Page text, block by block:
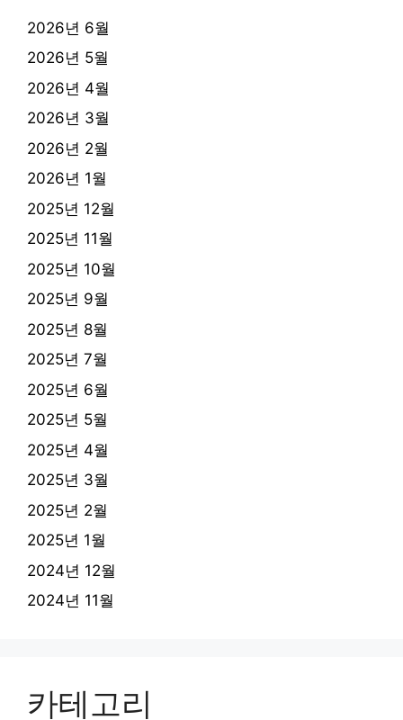
2026년 6월
2026년 5월
2026년 4월
2026년 3월
2026년 2월
2026년 1월
2025년 12월
2025년 11월
2025년 10월
2025년 9월
2025년 8월
2025년 7월
2025년 6월
2025년 5월
2025년 4월
2025년 3월
2025년 2월
2025년 1월
2024년 12월
2024년 11월
카테고리